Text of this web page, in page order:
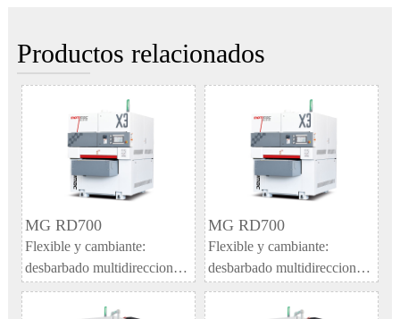
Productos relacionados
MG RD700
Flexible y cambiante:
desbarbado multidireccional,
redondeo de bordes, pulido y
otros tratamientos
MG RD700
Flexible y cambiante:
desbarbado multidireccional,
redondeo de bordes, pulido y
otros tratamientos